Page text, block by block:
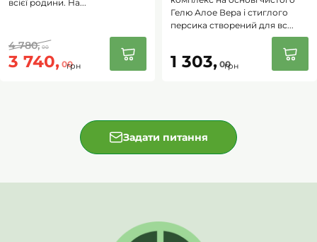
Жінкам для зменшення симптомів менструальних
Тим, хто прагне природного детоксу та підтримки
травної системи.
всього організму щодня.
Застосування:
Чай можна пити холодним чи гарячим.
При вагітності, годуванні грудьми, прийомі медичних
всієї родини. На...
3 740, 00грн
4 780, 00
Гелю Алое Вера і стиглого
персика створений для вс...
1 303, 00грн
Задати питання